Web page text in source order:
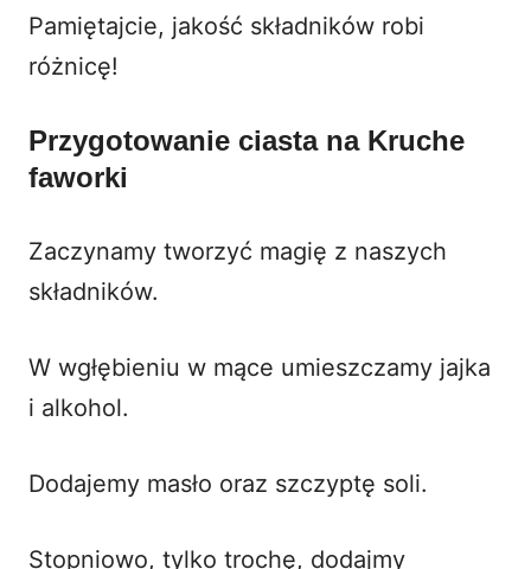
Pamiętajcie, jakość składników robi
różnicę!
Przygotowanie ciasta na Kruche
faworki
Zaczynamy tworzyć magię z naszych
składników.
W wgłębieniu w mące umieszczamy jajka
i alkohol.
Dodajemy masło oraz szczyptę soli.
Stopniowo, tylko trochę, dodajmy